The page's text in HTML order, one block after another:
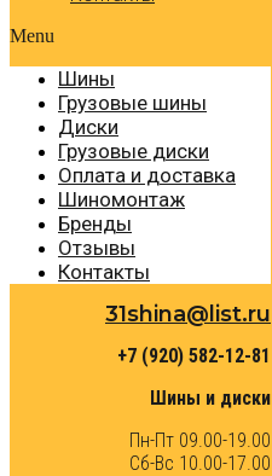
Menu
Шины
Грузовые шины
Диски
Грузовые диски
Оплата и доставка
Шиномонтаж
Бренды
Отзывы
Контакты
31shina@list.ru
+7 (920) 582-12-81
Шины и диски
Пн-Пт 09.00-19.00
Сб-Вс 10.00-17.00